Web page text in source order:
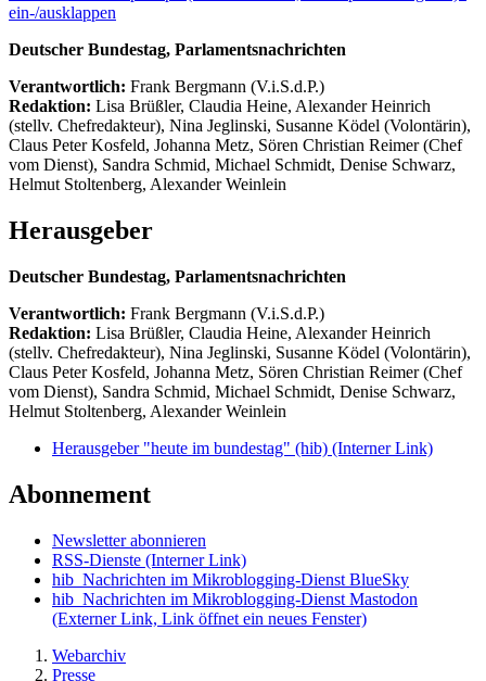
ein-/ausklappen
Deutscher Bundestag, Parlamentsnachrichten
Verantwortlich: Frank Bergmann (V.i.S.d.P.)
Redaktion: Lisa Brüßler, Claudia Heine, Alexander Heinrich
(stellv. Chefredakteur), Nina Jeglinski, Susanne Ködel (Volontärin),
Claus Peter Kosfeld, Johanna Metz, Sören Christian Reimer (Chef
vom Dienst), Sandra Schmid, Michael Schmidt, Denise Schwarz,
Helmut Stoltenberg, Alexander Weinlein
Herausgeber
Deutscher Bundestag, Parlamentsnachrichten
Verantwortlich: Frank Bergmann (V.i.S.d.P.)
Redaktion: Lisa Brüßler, Claudia Heine, Alexander Heinrich
(stellv. Chefredakteur), Nina Jeglinski, Susanne Ködel (Volontärin),
Claus Peter Kosfeld, Johanna Metz, Sören Christian Reimer (Chef
vom Dienst), Sandra Schmid, Michael Schmidt, Denise Schwarz,
Helmut Stoltenberg, Alexander Weinlein
Herausgeber "heute im bundestag" (hib) (Interner Link)
Abonnement
Newsletter abonnieren
RSS-Dienste (Interner Link)
hib_Nachrichten im Mikroblogging-Dienst BlueSky
hib_Nachrichten im Mikroblogging-Dienst Mastodon
(Externer Link, Link öffnet ein neues Fenster)
Webarchiv
Presse